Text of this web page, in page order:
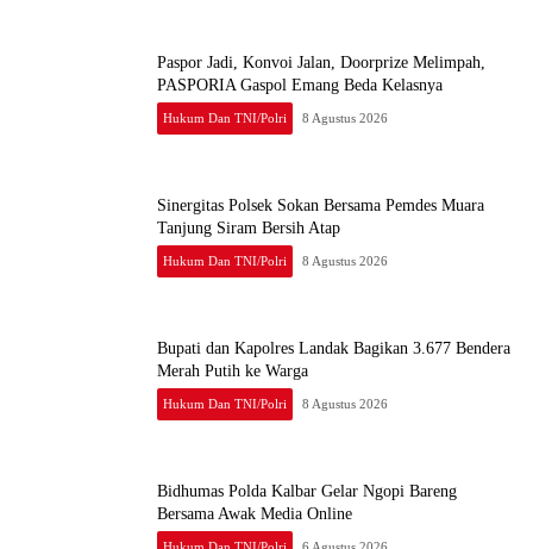
Paspor Jadi, Konvoi Jalan, Doorprize Melimpah,
PASPORIA Gaspol Emang Beda Kelasnya
Hukum Dan TNI/Polri 8 Agustus 2026
Sinergitas Polsek Sokan Bersama Pemdes Muara
Tanjung Siram Bersih Atap
Hukum Dan TNI/Polri 8 Agustus 2026
Bupati dan Kapolres Landak Bagikan 3.677 Bendera
Merah Putih ke Warga
Hukum Dan TNI/Polri 8 Agustus 2026
Bidhumas Polda Kalbar Gelar Ngopi Bareng
Bersama Awak Media Online